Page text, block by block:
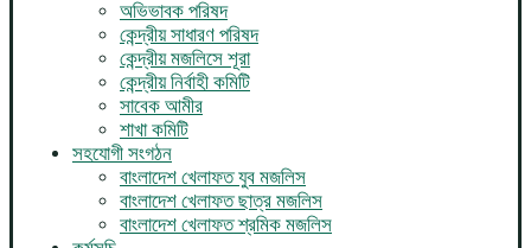
অভিভাবক পরিষদ
কেন্দ্রীয় সাধারণ পরিষদ
কেন্দ্রীয় মজলিসে শূরা
কেন্দ্রীয় নির্বাহী কমিটি
সাবেক আমীর
শাখা কমিটি
সহযোগী সংগঠন
বাংলাদেশ খেলাফত যুব মজলিস
বাংলাদেশ খেলাফত ছাত্র মজলিস
বাংলাদেশ খেলাফত শ্রমিক মজলিস